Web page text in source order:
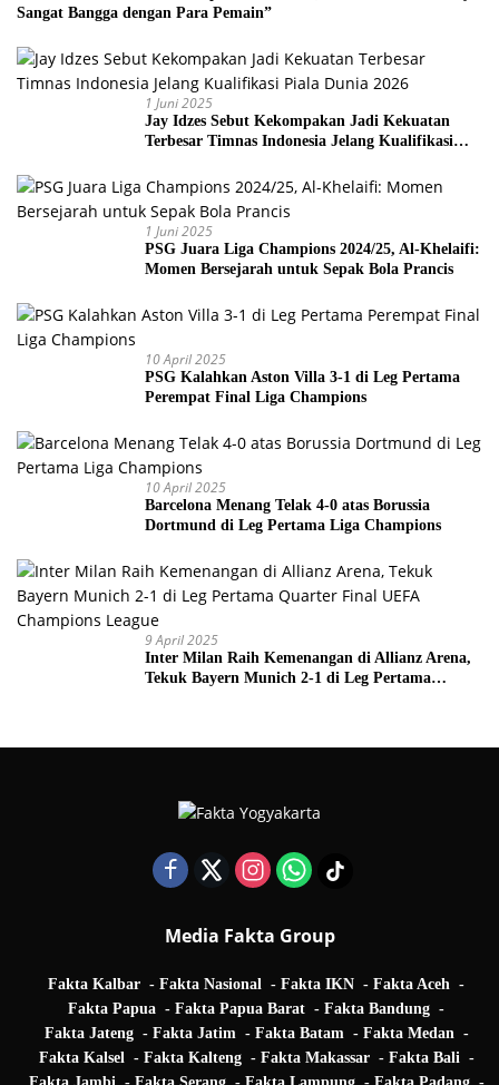
Sangat Bangga dengan Para Pemain”
1 Juni 2025
Jay Idzes Sebut Kekompakan Jadi Kekuatan
Terbesar Timnas Indonesia Jelang Kualifikasi
1 Juni 2025
PSG Juara Liga Champions 2024/25, Al-Khelaifi:
Momen Bersejarah untuk Sepak Bola Prancis
10 April 2025
PSG Kalahkan Aston Villa 3-1 di Leg Pertama
Perempat Final Liga Champions
10 April 2025
Barcelona Menang Telak 4-0 atas Borussia
Dortmund di Leg Pertama Liga Champions
9 April 2025
Inter Milan Raih Kemenangan di Allianz Arena,
Tekuk Bayern Munich 2-1 di Leg Pertama
Media Fakta Group
Fakta Kalbar Fakta Nasional Fakta IKN
Fakta Aceh
Fakta Papua
Fakta Papua Barat
Fakta Bandung
Fakta Jateng
Fakta Jatim Fakta Batam
Fakta Medan
Fakta Kalsel
Fakta Kalteng Fakta Makassar
Fakta Bali